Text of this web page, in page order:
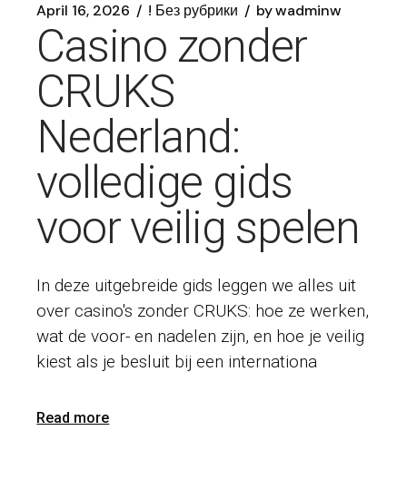
April 16, 2026 ! Без рубрики bywadminw
Casino zonder
CRUKS
Nederland:
volledige gids
voor veilig spelen
In deze uitgebreide gids leggen we alles uit
over casino's zonder CRUKS: hoe ze werken,
wat de voor- en nadelen zijn, en hoe je veilig
kiest als je besluit bij een internationa
Read more